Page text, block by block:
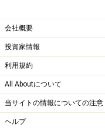
会社概要
投資家情報
利用規約
All Aboutについて
当サイトの情報についての注意
ヘルプ